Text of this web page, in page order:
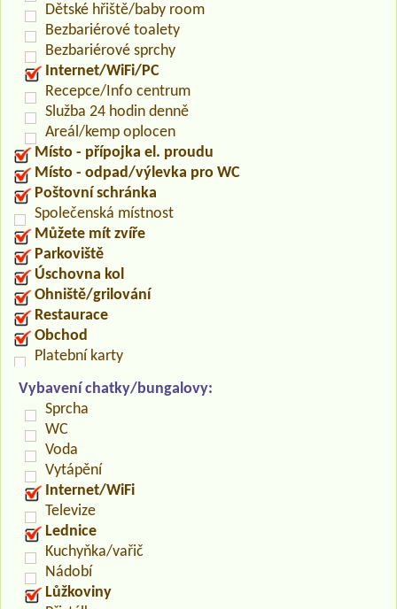
Dětské hřiště/baby room
Bezbariérové toalety
Bezbariérové sprchy
Internet/WiFi/PC
Recepce/Info centrum
Služba 24 hodin denně
Areál/kemp oplocen
Místo - přípojka el. proudu
Místo - odpad/výlevka pro WC
Poštovní schránka
Společenská místnost
Můžete mít zvíře
Parkoviště
Úschovna kol
Ohniště/grilování
Restaurace
Obchod
Platební karty
Vybavení chatky/bungalovy:
Sprcha
WC
Voda
Vytápění
Internet/WiFi
Televize
Lednice
Kuchyňka/vařič
Nádobí
Lůžkoviny